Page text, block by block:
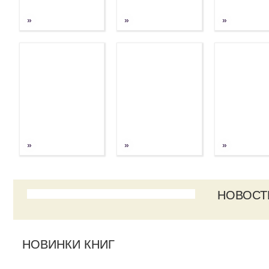
» » »
» » »
НОВИНКИ КНИГ